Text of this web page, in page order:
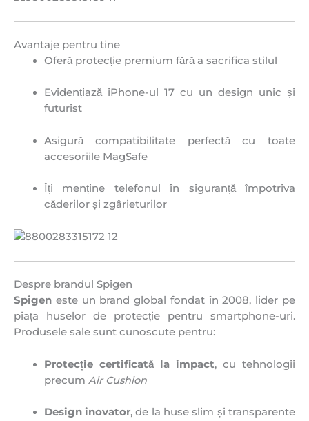
Avantaje pentru tine
Oferă protecție premium fără a sacrifica stilul
Evidențiază iPhone-ul 17 cu un design unic și
futurist
Asigură compatibilitate perfectă cu toate
accesoriile MagSafe
Îți menține telefonul în siguranță împotriva
căderilor și zgârieturilor
Despre brandul Spigen
Spigen este un brand global fondat în 2008, lider pe
piața huselor de protecție pentru smartphone-uri.
Produsele sale sunt cunoscute pentru:
Protecție certificată la impact, cu tehnologii
precum Air Cushion
Design inovator, de la huse slim și transparente